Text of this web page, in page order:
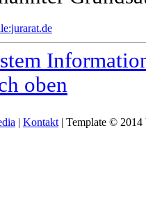
oben
| Kontakt | Template ©